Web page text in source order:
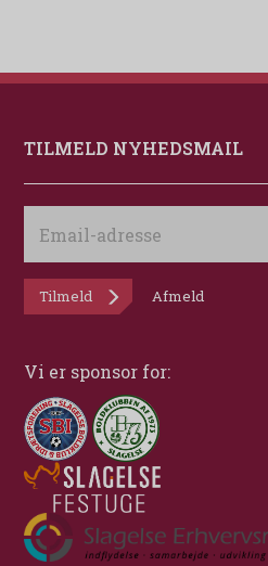
TILMELD NYHEDSMAIL
adresse
Tilmeld Afmeld
Vi er sponsor for: